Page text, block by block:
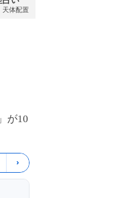
天体配置
」が10
›